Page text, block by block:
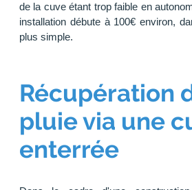
de la cuve étant trop faible en
installation débute à 100€ environ,
plus simple.
Récupération
pluie via une
enterrée